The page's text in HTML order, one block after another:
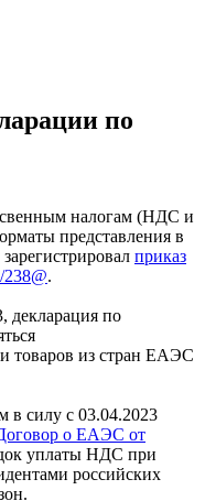
по
налогам (НДС и
представления в
приказ
.
декларация по
товаров из стран ЕАЭС
в силу с 03.04.2023
о ЕАЭС от
уплаты НДС при
российских